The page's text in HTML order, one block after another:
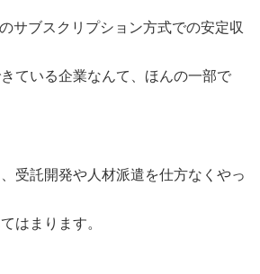
サブスクリプション方式での安定収
ている企業なんて、ほんの一部で
受託開発や人材派遣を仕方なくやっ
はまります。